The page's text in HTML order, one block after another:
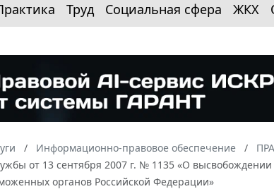
Труд Социальная сфера ЖКХ
Информационно-правовое обеспечение
от 13 сентября 2007 г. № 1135 «О
органов Российской Федерации»